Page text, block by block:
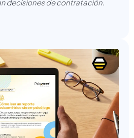
decisiones de contratación.